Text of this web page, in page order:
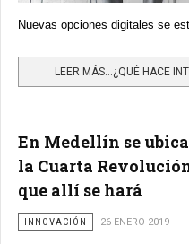
Nuevas opciones digitales se
LEER MÁS…¿QUÉ HACE
En Medellín se
la Cuarta
que allí se hará
INNOVACIÓN 26 ENERO 2019